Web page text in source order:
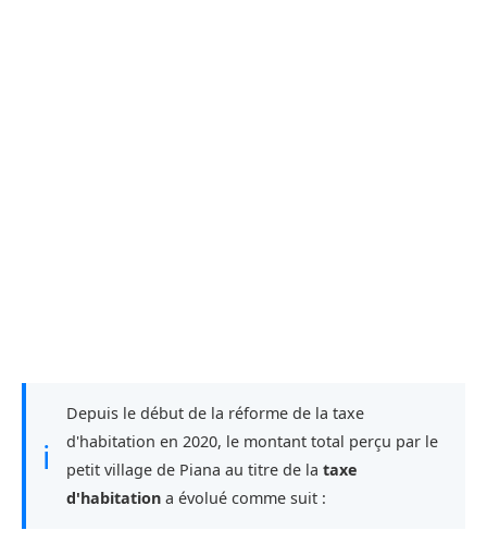
ℹ
Depuis le début de la réforme de la taxe
d'habitation en 2020, le montant total perçu par le
petit village de Piana au titre de la taxe
d'habitation a évolué comme suit :